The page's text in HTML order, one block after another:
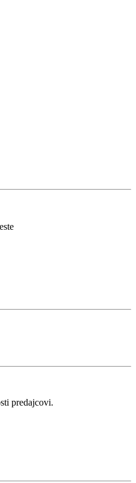
predajcovi.